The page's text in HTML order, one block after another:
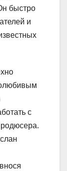
быстро
и
с